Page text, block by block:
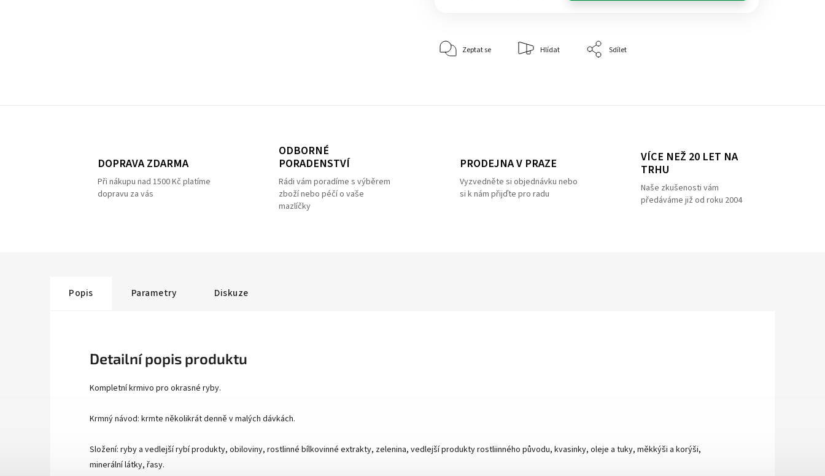
Zeptat se Hlídat Sdílet
DOPRAVA ZDARMA
Při nákupu nad 1500 Kč platíme
dopravu za vás
ODBORNÉ
PORADENSTVÍ
Rádi vám poradíme s výběrem
zboží nebo péčí o vaše
mazlíčky
PRODEJNA V PRAZE
Vyzvedněte si objednávku nebo
si k nám přijďte pro radu
VÍCE NEŽ 20 LET NA
TRHU
Naše zkušenosti vám
předáváme již od roku 2004
Popis Parametry Diskuze
Detailní popis produktu
Kompletní krmivo pro okrasné ryby.
Krmný návod: krmte několikrát denně v malých dávkách.
Složení: ryby a vedlejší rybí produkty, obiloviny, rostlinné bílkovinné extrakty, zelenina, vedlejší produkty rostliinného původu, kvasinky, oleje a tuky, měkkýši a korýši,
minerální látky, řasy.